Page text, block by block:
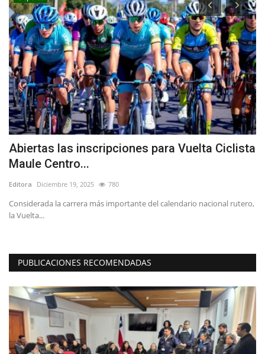
Abiertas las inscripciones para Vuelta Ciclista
Maule Centro...
Editora Diciembre 19, 2025 780
Considerada la carrera más importante del calendario nacional rutero,
la Vuelta...
PUBLICACIONES RECOMENDADAS